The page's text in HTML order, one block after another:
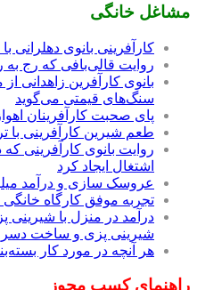
مشاغل خانگی
کارآفرینی بانوی دهلرانی
روایت قالی‌بافی که رج به
بانوی کارآفرین زاهدانی
سنگ‌های قیمتی می‌گوید
پای صحبت کارآفرینان
طعم شیرین کارآفرینی با
اشتغال ایجاد کرد
عروسک سازی و درآمد
تجربه موفق کارگاه
درآمد در منزل با
شیرینی پزی و ساخت دسر
هر آنچه در مورد کار
راهنمای کسب مجوز